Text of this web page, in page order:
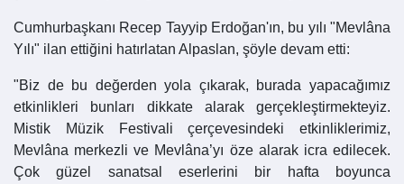
Cumhurbaşkanı Recep Tayyip Erdoğan'ın, bu yılı "Mevlâna
Yılı" ilan ettiğini hatırlatan Alpaslan, şöyle devam etti:
"Biz de bu değerden yola çıkarak, burada yapacağımız
etkinlikleri bunları dikkate alarak gerçekleştirmekteyiz.
Mistik Müzik Festivali çerçevesindeki etkinliklerimiz,
Mevlâna merkezli ve Mevlâna’yı öze alarak icra edilecek.
Çok güzel sanatsal eserlerini bir hafta boyunca